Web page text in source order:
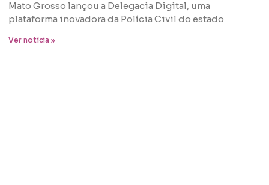
Mato Grosso lançou a Delegacia Digital, uma
plataforma inovadora da Polícia Civil do estado
Ver notícia »